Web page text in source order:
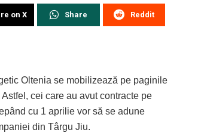
on X Share Reddit
Oltenia se mobilizează pe paginile
cei care au avut contracte pe
cu 1 aprilie vor să se adune
din Târgu Jiu.